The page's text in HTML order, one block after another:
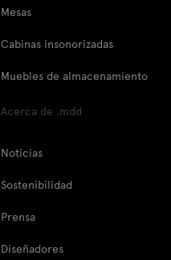
Mesas
Cabinas insonorizadas
Muebles de almacenamiento
Acerca de .mdd
Noticias
Sostenibilidad
Prensa
Diseñadores